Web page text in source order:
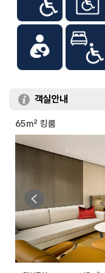
객실안내
65m² 킹룸